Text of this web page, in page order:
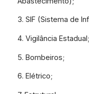
3. SIF (Sistema de
4. Vigilância Estadual;
5. Bombeiros;
6. Elétrico;